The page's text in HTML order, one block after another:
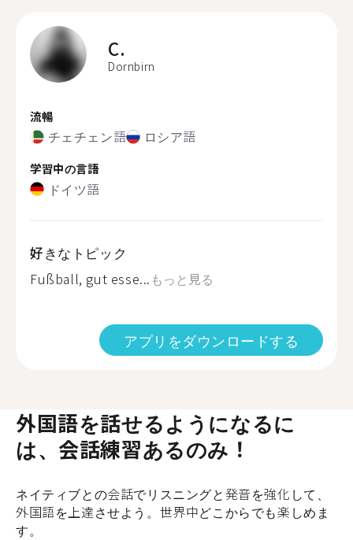
C.
Dornbirn
流暢
チェチェン語 ロシア語
学習中の言語
ドイツ語
好きなトピック
Fußball, gut esse... もっと見る
アプリをダウンロードする
外国語を話せるようになるに
は、会話練習あるのみ！
ネイティブとの会話でリスニングと発音を強化して、
外国語を上達させよう。世界中どこからでも楽しめま
す。